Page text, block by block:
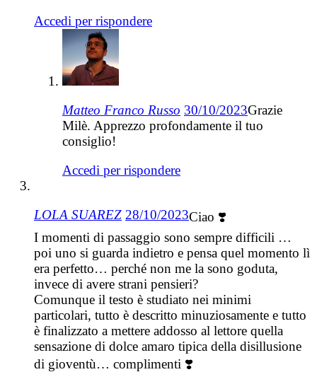
Accedi per rispondere
Matteo Franco Russo 30/10/2023Grazie
Milè. Apprezzo profondamente il tuo
consiglio!
Accedi per rispondere
LOLA SUAREZ 28/10/2023Ciao ❣️
I momenti di passaggio sono sempre difficili …
poi uno si guarda indietro e pensa quel momento lì
era perfetto… perché non me la sono goduta,
invece di avere strani pensieri?
Comunque il testo è studiato nei minimi
particolari, tutto è descritto minuziosamente e tutto
è finalizzato a mettere addosso al lettore quella
sensazione di dolce amaro tipica della disillusione
di gioventù… complimenti ❣️